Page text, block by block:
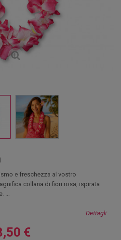
e freschezza al vostro
collana di fiori rosa, ispirata
...
Dettagli
€